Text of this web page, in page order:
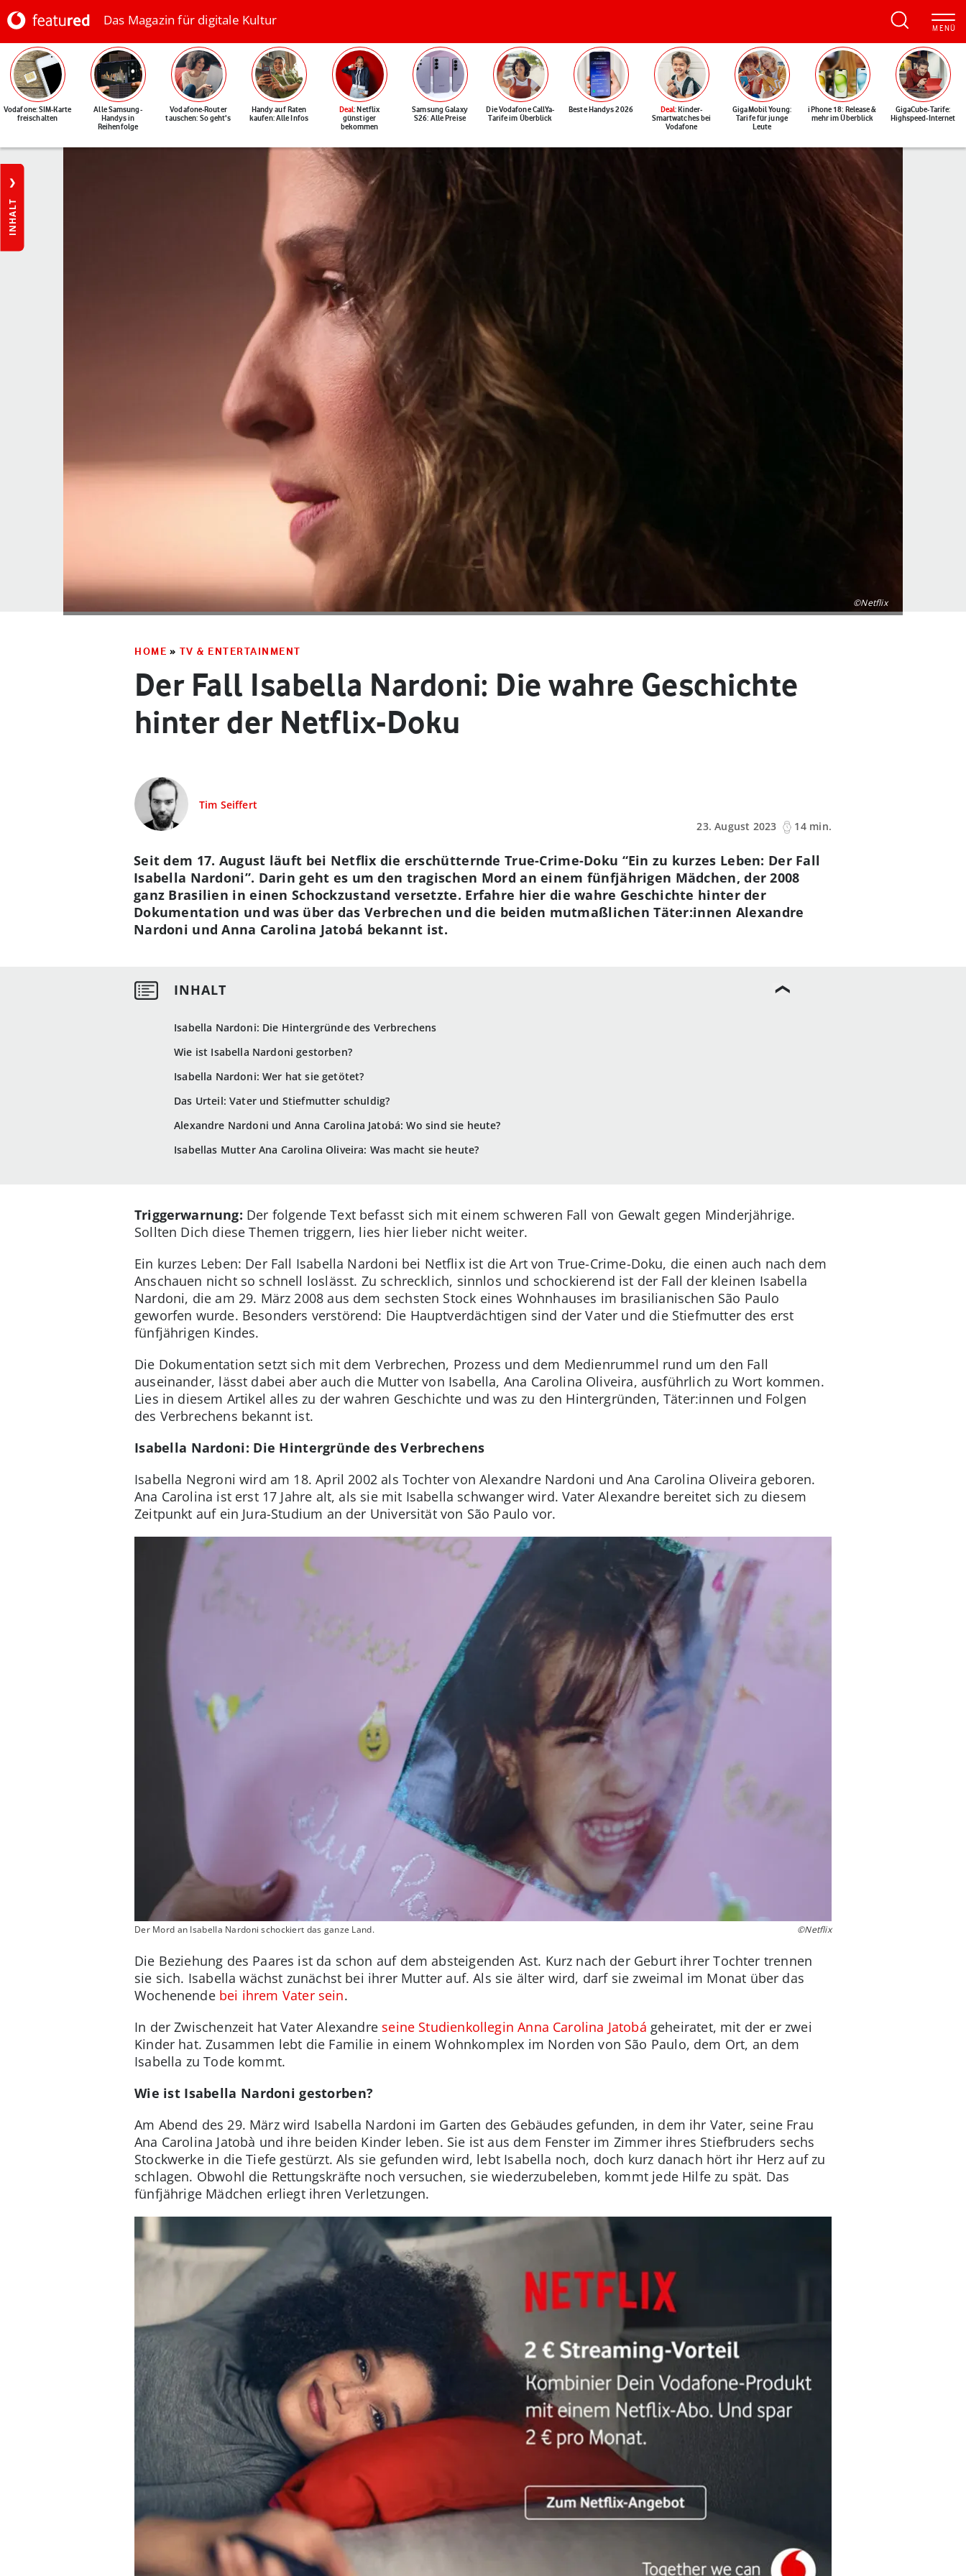
Das Magazin für digitale Kultur
Vodafone: SIM-Karte
freischalten
Alle Samsung-
Handys in
Reihenfolge
Vodafone-Router
tauschen: So geht's
Handy auf Raten
kaufen: Alle Infos
Deal: Netflix
günstiger
bekommen
Samsung Galaxy
S26: Alle Preise
Die Vodafone CallYa-
Tarife im Überblick
Beste Handys 2026 Deal: Kinder-
Smartwatches bei
Vodafone
GigaMobil Young:
Tarife für junge
Leute
iPhone 18: Release &
mehr im Überblick
GigaCube-Tarife:
Highspeed-Internet
INHALT
©Netflix
HOME » TV & ENTERTAINMENT
Der Fall Isabella Nardoni: Die wahre Geschichte
hinter der Netflix-Doku
Tim Seiffert
23. August 2023
14 min.
Isabella Nardoni: Die Hintergründe des Verbrechens
Wie ist Isabella Nardoni gestorben?
Isabella Nardoni: Wer hat sie getötet?
Das Urteil: Vater und Stiefmutter schuldig?
Alexandre Nardoni und Anna Carolina Jatobá: Wo sind sie heute?
Isabellas Mutter Ana Carolina Oliveira: Was macht sie heute?
Seit dem 17. August läuft bei Netflix die erschütternde True-Crime-Doku “Ein zu kurzes Leben: Der Fall
Isabella Nardoni”. Darin geht es um den tragischen Mord an einem fünfjährigen Mädchen, der 2008
ganz Brasilien in einen Schockzustand versetzte. Erfahre hier die wahre Geschichte hinter der
Dokumentation und was über das Verbrechen und die beiden mutmaßlichen Täter:innen Alexandre
Nardoni und Anna Carolina Jatobá bekannt ist.
Triggerwarnung: Der folgende Text befasst sich mit einem schweren Fall von Gewalt gegen Minderjährige.
Sollten Dich diese Themen triggern, lies hier lieber nicht weiter.
Ein kurzes Leben: Der Fall Isabella Nardoni bei Netflix ist die Art von True-Crime-Doku, die einen auch nach dem
Anschauen nicht so schnell loslässt. Zu schrecklich, sinnlos und schockierend ist der Fall der kleinen Isabella
Nardoni, die am 29. März 2008 aus dem sechsten Stock eines Wohnhauses im brasilianischen São Paulo
geworfen wurde. Besonders verstörend: Die Hauptverdächtigen sind der Vater und die Stiefmutter des erst
fünfjährigen Kindes.
Die Dokumentation setzt sich mit dem Verbrechen, Prozess und dem Medienrummel rund um den Fall
auseinander, lässt dabei aber auch die Mutter von Isabella, Ana Carolina Oliveira, ausführlich zu Wort kommen.
Lies in diesem Artikel alles zu der wahren Geschichte und was zu den Hintergründen, Täter:innen und Folgen
des Verbrechens bekannt ist.
Isabella Nardoni: Die Hintergründe des Verbrechens
Isabella Negroni wird am 18. April 2002 als Tochter von Alexandre Nardoni und Ana Carolina Oliveira geboren.
Ana Carolina ist erst 17 Jahre alt, als sie mit Isabella schwanger wird. Vater Alexandre bereitet sich zu diesem
Zeitpunkt auf ein Jura-Studium an der Universität von São Paulo vor.
Der Mord an Isabella Nardoni schockiert das ganze Land. ©Netflix
Die Beziehung des Paares ist da schon auf dem absteigenden Ast. Kurz nach der Geburt ihrer Tochter trennen
sie sich. Isabella wächst zunächst bei ihrer Mutter auf. Als sie älter wird, darf sie zweimal im Monat über das
Wochenende bei ihrem Vater sein.
In der Zwischenzeit hat Vater Alexandre seine Studienkollegin Anna Carolina Jatobá geheiratet, mit der er zwei
Kinder hat. Zusammen lebt die Familie in einem Wohnkomplex im Norden von São Paulo, dem Ort, an dem
Isabella zu Tode kommt.
Wie ist Isabella Nardoni gestorben?
Am Abend des 29. März wird Isabella Nardoni im Garten des Gebäudes gefunden, in dem ihr Vater, seine Frau
Ana Carolina Jatobà und ihre beiden Kinder leben. Sie ist aus dem Fenster im Zimmer ihres Stiefbruders sechs
Stockwerke in die Tiefe gestürzt. Als sie gefunden wird, lebt Isabella noch, doch kurz danach hört ihr Herz auf zu
schlagen. Obwohl die Rettungskräfte noch versuchen, sie wiederzubeleben, kommt jede Hilfe zu spät. Das
fünfjährige Mädchen erliegt ihren Verletzungen.